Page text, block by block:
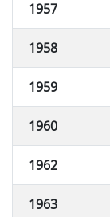
1957
1958
1959
1960
1962
1963